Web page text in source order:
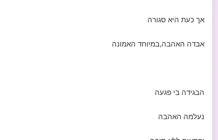
אך כעת היא סגורה
אבדה האהבה,במיוחד האמונה
הבגידה בי פגעה
נעלמה האהבה